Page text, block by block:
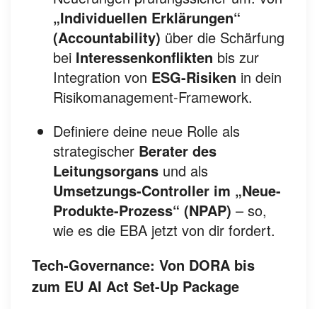
„Individuellen Erklärungen“
(Accountability) über die Schärfung
bei Interessenkonflikten bis zur
Integration von ESG-Risiken in dein
Risikomanagement-Framework.
Definiere deine neue Rolle als
strategischer Berater des
Leitungsorgans und als
Umsetzungs-Controller im „Neue-
Produkte-Prozess“ (NPAP) – so,
wie es die EBA jetzt von dir fordert.
Tech-Governance: Von DORA bis
zum EU AI Act Set-Up Package